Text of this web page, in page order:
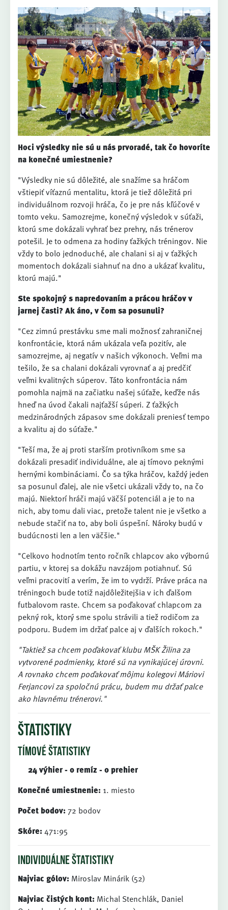
Hoci výsledky nie sú u nás prvoradé, tak čo hovoríte
na konečné umiestnenie?
"Výsledky nie sú dôležité, ale snažíme sa hráčom
vštiepiť víťaznú mentalitu, ktorá je tiež dôležitá pri
individuálnom rozvoji hráča, čo je pre nás kľúčové v
tomto veku. Samozrejme, konečný výsledok v súťaži,
ktorú sme dokázali vyhrať bez prehry, nás trénerov
potešil. Je to odmena za hodiny ťažkých tréningov. Nie
vždy to bolo jednoduché, ale chalani si aj v ťažkých
momentoch dokázali siahnuť na dno a ukázať kvalitu,
ktorú majú."
Ste spokojný s napredovaním a prácou hráčov v
jarnej časti? Ak áno, v čom sa posunuli?
"⁠Cez zimnú prestávku sme mali možnosť zahraničnej
konfrontácie, ktorá nám ukázala veľa pozitív, ale
samozrejme, aj negatív v našich výkonoch. Veľmi ma
tešilo, že sa chalani dokázali vyrovnať a aj predčiť
veľmi kvalitných súperov. Táto konfrontácia nám
pomohla najmä na začiatku našej súťaže, keďže nás
hneď na úvod čakali najťažší súperi. Z ťažkých
medzinárodných zápasov sme dokázali preniesť tempo
a kvalitu aj do súťaže."
"Teší ma, že aj proti starším protivníkom sme sa
dokázali presadiť individuálne, ale aj tímovo peknými
hernými kombináciami. Čo sa týka hráčov, každý jeden
sa posunul ďalej, ale nie všetci ukázali vždy to, na čo
majú. Niektorí hráči majú väčší potenciál a je to na
nich, aby tomu dali viac, pretože talent nie je všetko a
nebude stačiť na to, aby boli úspešní. Nároky budú v
budúcnosti len a len väčšie."
"Celkovo hodnotím tento ročník chlapcov ako výbornú
partiu, v ktorej sa dokážu navzájom potiahnuť. Sú
veľmi pracovití a verím, že im to vydrží. Práve práca na
tréningoch bude totiž najdôležitejšia v ich ďalšom
futbalovom raste. Chcem sa poďakovať chlapcom za
pekný rok, ktorý sme spolu strávili a tiež rodičom za
podporu. Budem im držať palce aj v ďalších rokoch."
"Taktiež sa chcem poďakovať klubu MŠK Žilina za
vytvorené podmienky, ktoré sú na vynikajúcej úrovni.
A rovnako chcem poďakovať môjmu kolegovi Máriovi
Ferjancovi za spoločnú prácu, budem mu držať palce
ako hlavnému trénerovi."
štatistiky
tímové štatistiky
24 výhier - 0 remíz - 0 prehier
Konečné umiestnenie: 1. miesto
Počet bodov: 72 bodov
Skóre: 471:95
individuálne štatistiky
Najviac gólov: Miroslav Minárik (52)
Najviac čistých kont: Michal Stenchlák, Daniel